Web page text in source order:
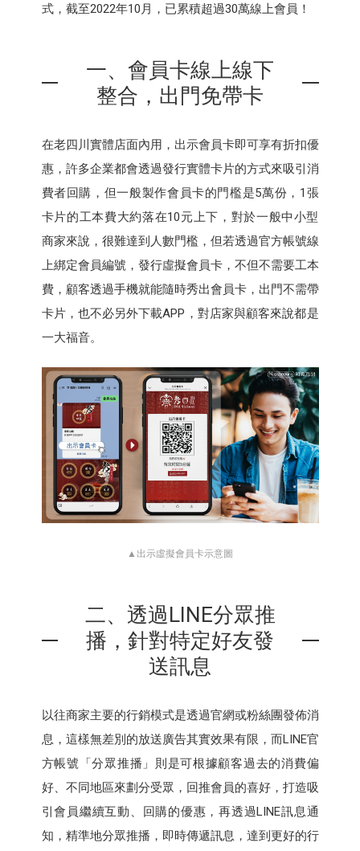
式，截至2022年10月，已累積超過30萬線上會員！
一、會員卡線上線下
整合，出門免帶卡
在老四川實體店面內用，出示會員卡即可享有折扣優
惠，許多企業都會透過發行實體卡片的方式來吸引消
費者回購，但一般製作會員卡的門檻是5萬份，1張
卡片的工本費大約落在10元上下，對於一般中小型
商家來說，很難達到人數門檻，但若透過官方帳號線
上綁定會員編號，發行虛擬會員卡，不但不需要工本
費，顧客透過手機就能隨時秀出會員卡，出門不需帶
卡片，也不必另外下載APP，對店家與顧客來說都是
一大福音。
▲出示虛擬會員卡示意圖
二、透過LINE分眾推
播，針對特定好友發
送訊息
以往商家主要的行銷模式是透過官網或粉絲團發佈消
息，這樣無差別的放送廣告其實效果有限，而LINE官
方帳號「分眾推播」則是可根據顧客過去的消費偏
好、不同地區來劃分受眾，回推會員的喜好，打造吸
引會員繼續互動、回購的優惠，再透過LINE訊息通
知，精準地分眾推播，即時傳遞訊息，達到更好的行